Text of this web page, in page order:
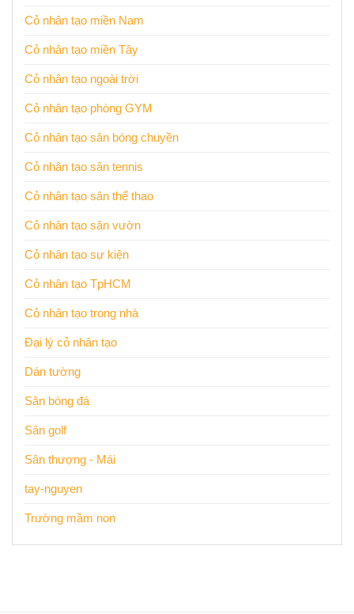
Cỏ nhân tạo miền Nam
Cỏ nhân tạo miền Tây
Cỏ nhân tạo ngoài trời
Cỏ nhân tạo phòng GYM
Cỏ nhân tạo sân bóng chuyền
Cỏ nhân tạo sân tennis
Cỏ nhân tạo sân thể thao
Cỏ nhân tạo sân vườn
Cỏ nhân tạo sự kiện
Cỏ nhân tạo TpHCM
Cỏ nhân tạo trong nhà
Đại lý cỏ nhân tạo
Dán tường
Sân bóng đá
Sân golf
Sân thượng - Mái
tay-nguyen
Trường mầm non